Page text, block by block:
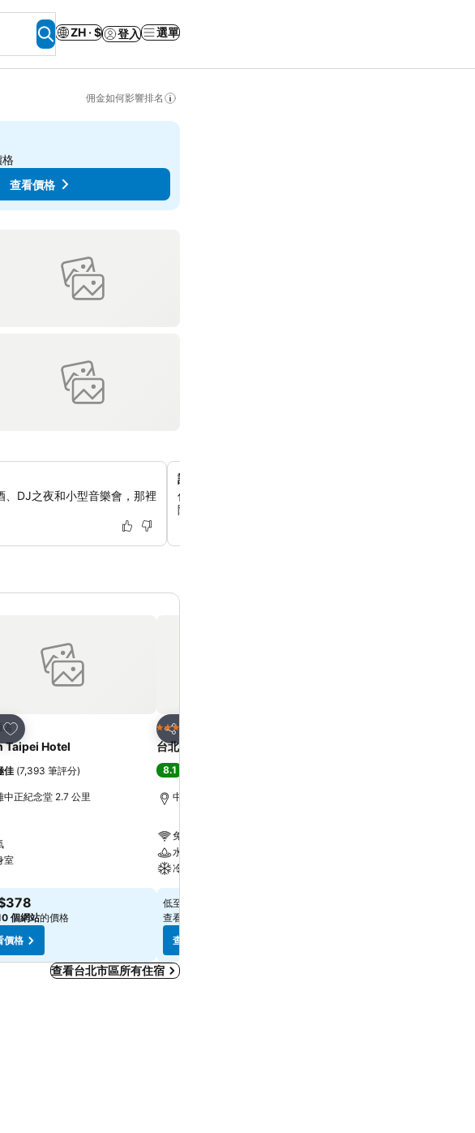
ZH · $ 登入 選單
佣金如何影響排名
格
查看價格
DJ之夜和小型音樂會，那裡
設有露天庭院的Tianba麵包店
你可以在酒店地面層的Tianba麵包店品嚐甜點和特色咖啡
院，讓你享受悠閒的下午時光。
放到收藏夾
店
Taipei Hotel
佳 (7,393 筆評分)
中正紀念堂 2.7 公里
室
個網站的價格
價格
分享
4 星級
台北凱撒飯店
8.1
中正區, 距離市中心 0.2 公里
免費 Wi-Fi
水療
冷氣
低至
查看
查看價格
查看台北市區所有住宿